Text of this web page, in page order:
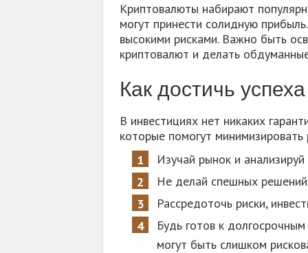
Криптовалюты набирают
могут принести солидную
высокими рисками. Важно быть
криптовалют и делать
Как достичь
В инвестициях нет никаких
которые помогут
Изучай рынок и
Не делай спешных
Рассредоточь риски,
Будь готов к
могут быть слишком